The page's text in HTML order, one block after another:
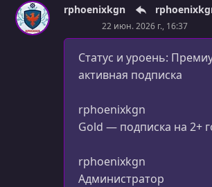
rphoenixkgn
22 июн. 2026 г., 16:37
Статус и уроень:
активная подписка
rphoenixkgn
Gold — подписка на 2+
rphoenixkgn
Администратор